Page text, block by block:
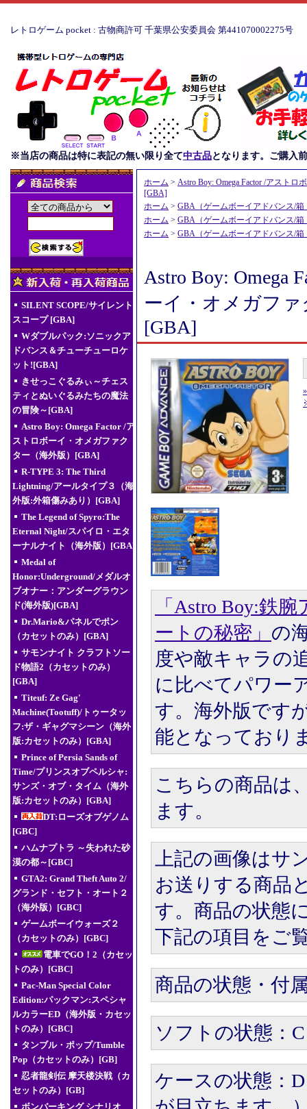
レトロゲーム pocket : 古物商許可 千葉県公安委員会 第441070002275号
※当店の商品は特に表記の無い限り全て中古品となります。ご購入
SILENT SCOPE/サイレント
スコープ [GBA]
Wダブルパック:ソニックア
ドバンス＆チューチューロケ
ット![GBA]
きせっこぐるみぃ～チェス
ティとぬいぐるみたちの魔法
の冒険～[GBA]
Astro Boy: Omega Factor /ア
ストロボーイ・オメガファク
ター（海外版）[GBA]
R-TYPE 3: The Third
Lightning/アールタイプ３（海
外版:外箱傷みあり）[GBA]
The Legend of Spyro:The
Eternal Night/スパイロ・エタ
ーナルナイト（海外版）[GBA]
Medal of
Honor:Underground/メダルオ
ブオナー：アンダーグラウン
ド(海外版)[GBA]
Dr.Mario&パネルでポン
（カセットのみ）[GBA]
サモンナイト クラフトソー
ド物語2（カセットのみ）
[GBA]
Titeuf: Ze Gag'
Machine(Tootuff)/トゥータッ
フ:ザ・ギャグマシーン（海外
版:カセットのみ）[GBA]
Prince of Persia Sands of
Time/プリンスオブペルシャ:
サンズ・オブ・タイム（海外
版:カセットのみ）[GBA]
DT:ローズオブゲノム
[GBC]
ハムナプトラ ～失われた砂
漠の都～[GBC]
GTA2: Grand Theft Auto 2/
グランド・セフト・オート２
（海外版）[GBC]
ゲームボーイウォーズ２
（カセットのみ）[GBC]
電車でGO！2（カセッ
トのみ）[GBC]
Pac-Man Special Color
Edition:パックマン:スペシャ
ルカラーED（海外版・カセッ
トのみ）[GBC]
タンブル・ポップ/Tumble
Pop（カセットのみ）[GB]
忍者龍剣伝 摩天楼決戦（カ
セットのみ）[GB]
ボンバーキング シナリオ
ホーム > Astro Boy: Omega Factor /アスト
[GBA]
ホーム > GBA（ゲームボーイアドバンス/箱
ホーム > GBA（ゲームボーイアドバンス/箱
ホーム > GBA（ゲームボーイアドバンス/箱
Astro Boy: Omega
ーイ・オメガフ
[GBA]
「Astro Boy:鉄
ートの秘密」 の
度や敵キャラの
に比べてパワー
す。海外版です
能となっており
こちらの商品は
ます。
上記の画像はサ
お送りする商品
す。商品の状態
下記の項目をご
商品の状態・付
ソフトの状態：
ケースの状態：